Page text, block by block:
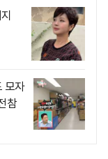
모자
참